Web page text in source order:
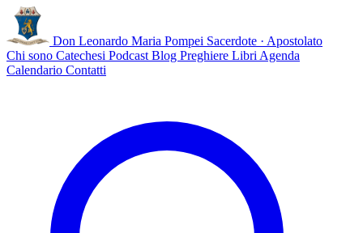
Don Leonardo Maria Pompei Sacerdote · Apostolato
Chi sono Catechesi Podcast Blog Preghiere Libri Agenda
Calendario Contatti